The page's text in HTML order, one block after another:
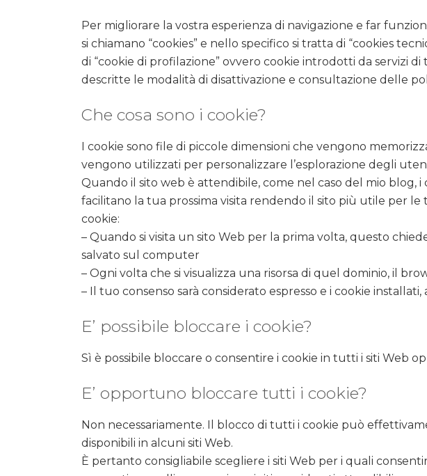
Per migliorare la vostra esperienza di navigazione e far
si chiamano “cookies” e nello specifico si tratta di “cookies
di “cookie di profilazione” ovvero cookie introdotti da servizi
descritte le modalità di disattivazione e consultazione delle
Che cosa sono i cookie?
I cookie sono file di piccole dimensioni che vengono
vengono utilizzati per personalizzare l’esplorazione degli
Quando il sito web è attendibile, come nel caso del mio blog,
facilitano la tua prossima visita rendendo il sito più utile per
cookie:
– Quando si visita un sito Web per la prima volta, questo
salvato sul computer
– Ogni volta che si visualizza una risorsa di quel dominio, il
– Il tuo consenso sarà considerato espresso e i cookie
E’ possibile bloccare i cookie?
Sì è possibile bloccare o consentire i cookie in tutti i siti Web
E’ opportuno bloccare tutti i cookie?
Non necessariamente. Il blocco di tutti i cookie può
disponibili in alcuni siti Web.
È pertanto consigliabile scegliere i siti Web per i quali